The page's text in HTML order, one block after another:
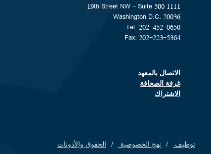
1111 19th Street NW - Suite 500
Washington D.C. 20036
Tel: 202-452-0650
Fax: 202-223-5364
Footer contact links
الاتصال بالمعهد
غرفة الصحافة
الاشتراك
Footer
توظيف نهج الخصوصية الحقوق والأذونات